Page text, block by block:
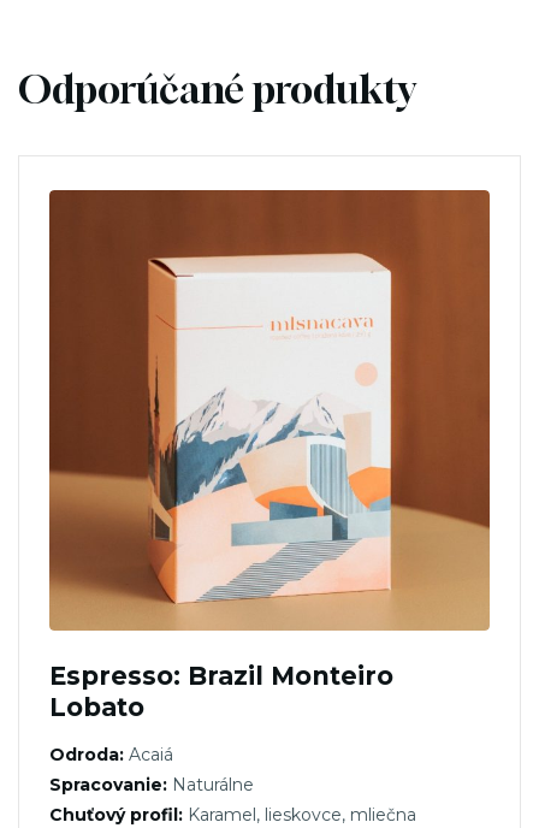
Odporúčané produkty
Espresso: Brazil Monteiro
Lobato
Odroda: Acaiá
Spracovanie: Naturálne
Chuťový profil: Karamel, lieskovce, mliečna